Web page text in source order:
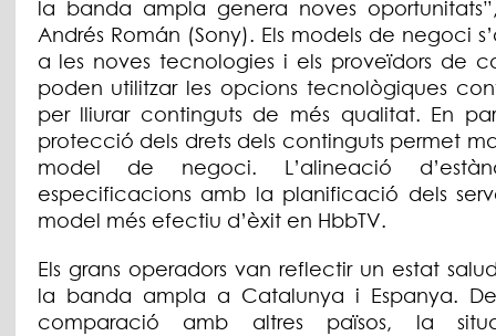
la banda ampla genera noves
Andrés Román (Sony). Els models de negoci
a les noves tecnologies i els proveïdors de
poden utilitzar les opcions tecnològiques
per lliurar continguts de més qualitat. En
protecció dels drets dels continguts permet
model de negoci. L’alineació
especificacions amb la planificació dels
model més efectiu d’èxit en HbbTV.
Els grans operadors van reflectir un estat
la banda ampla a Catalunya i Espanya.
comparació amb altres països, la